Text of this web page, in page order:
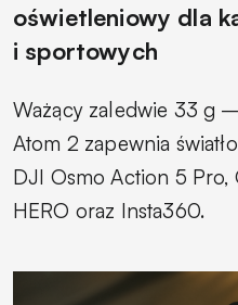
oświetleniowy dla
i sportowych
Ważący zaledwie 33 g
Atom 2 zapewnia
DJI Osmo Action 5
HERO oraz Insta360.